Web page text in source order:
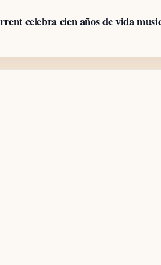
celebra cien años de vida